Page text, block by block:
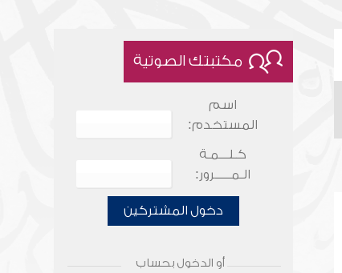
مكتبتك الصوتية
اسم
المستخدم:
كـلـــمـة
الـمـــــرور:
دخول المشتركين
أو الدخول بحساب